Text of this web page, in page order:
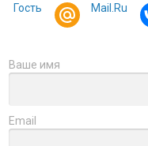
Гость Mail.Ru
Ваше имя
Email